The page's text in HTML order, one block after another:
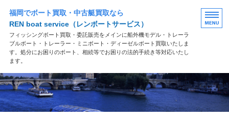
福岡でボート買取・中古艇買取なら
REN boat service（レンボートサービス）
フィッシングボート買取・委託販売をメインに船外機モデル・トレーラ
ブルボート・トレーラー・ミニボート・ディーゼルボート買取いたしま
す。処分にお困りのボート、相続等でお困りの法的手続き等対応いたし
ます。
買取案内
買取の流れ